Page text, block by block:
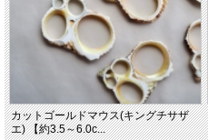
カットゴールドマウス(キングチサザ
エ) 【約3.5～6.0c...